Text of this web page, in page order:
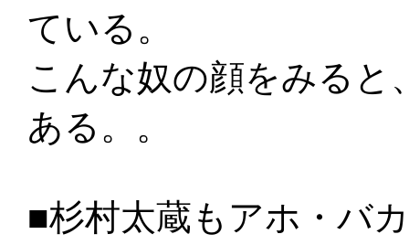
ている。
こんな奴の顔をみると
ある。。
■杉村太蔵もアホ・バ